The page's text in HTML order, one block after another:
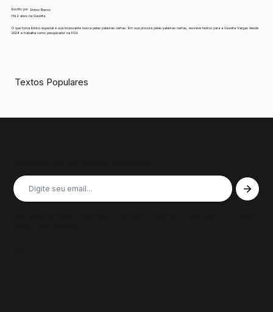
Escrito por
Enrico Recco
Há 2 anos na Gazeta
O que torna Enrico especial é sua incessante busca pelas palavras certas. Em sua procura pelas palavras certas, escreve textos para a Gazeta Vargas desde
2024 e trabalha como pesquisador na FGV.
Textos Populares